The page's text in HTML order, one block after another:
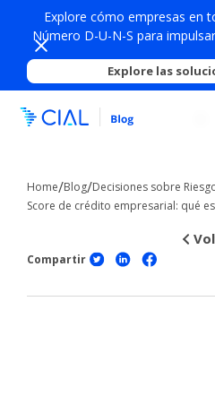
Explore cómo empresas en
Número D-U-N-S para
Explore las
Home/Blog/Decisiones sobre
Score de crédito empresarial: qué
Compartir